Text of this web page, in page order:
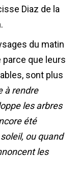
Diaz de la
du matin
parce que leurs
sont plus
à rendre
les arbres
été
ou quand
les